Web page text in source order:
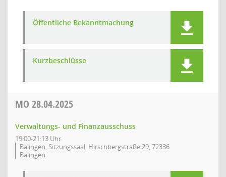
Öffentliche Bekanntmachung
Kurzbeschlüsse
MO 28.04.2025
Verwaltungs- und Finanzausschuss
19:00-21:13 Uhr
Balingen, Sitzungssaal, Hirschbergstraße 29, 72336
Balingen